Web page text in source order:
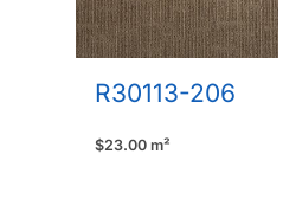
R30113-206
$23.00 m²